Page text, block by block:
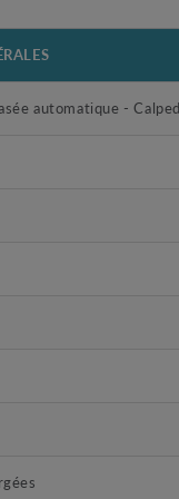
automatique -